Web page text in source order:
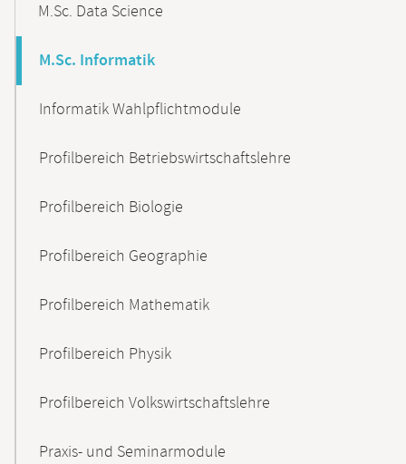
M.Sc. Data Science
M.Sc. Informatik
Informatik Wahlpflichtmodule
Profilbereich Betriebswirtschaftslehre
Profilbereich Biologie
Profilbereich Geographie
Profilbereich Mathematik
Profilbereich Physik
Profilbereich Volkswirtschaftslehre
Praxis- und Seminarmodule